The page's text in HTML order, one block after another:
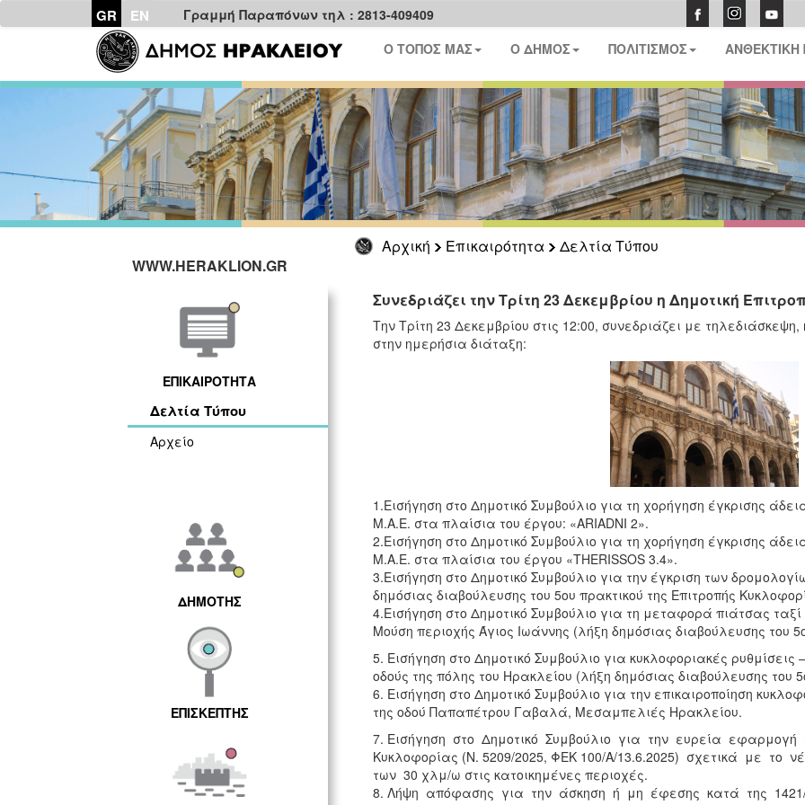
GR EN
Γραμμή Παραπόνων τηλ : 2813-409409
Ο ΤΟΠΟΣ ΜΑΣ
Ο ΔΗΜΟΣ ΠΟΛΙΤΙΣΜΟΣ ΑΝΘΕΚΤΙΚΗ
Αρχική Επικαιρότητα
Δελτία Τύπου
WWW.HERAKLION.GR
ΕΠΙΚΑΙΡΟΤΗΤΑ
Δελτία Τύπου
Αρχείο
ΔΗΜΟΤΗΣ
ΕΠΙΣΚΕΠΤΗΣ
Συνεδριάζει την Τρίτη 23 Δεκεμβρίου η Δημοτική
Την Τρίτη 23 Δεκεμβρίου στις 12:00, συνεδριάζει με
στην ημερήσια διάταξη:
1.Εισήγηση στο Δημοτικό Συμβούλιο για τη χορήγηση έγκρισης
Μ.Α.Ε. στα πλαίσια του έργου: «ARIADNI 2».
2.Εισήγηση στο Δημοτικό Συμβούλιο για τη χορήγηση έγκρισης
Μ.Α.Ε. στα πλαίσια του έργου «THERISSOS 3.4».
3.Εισήγηση στο Δημοτικό Συμβούλιο για την έγκριση των
δημόσιας διαβούλευσης του 5ου πρακτικού της Επιτροπής
4.Εισήγηση στο Δημοτικό Συμβούλιο για τη μεταφορά πιάτσας
Μούση περιοχής Άγιος Ιωάννης (λήξη δημόσιας διαβούλευσης του
5. Εισήγηση στο Δημοτικό Συμβούλιο για κυκλοφοριακές
οδούς της πόλης του Ηρακλείου (λήξη δημόσιας διαβούλευσης του
6. Εισήγηση στο Δημοτικό Συμβούλιο για την επικαιροποίηση
της οδού Παπαπέτρου Γαβαλά, Μεσαμπελιές Ηρακλείου.
7. Εισήγηση στο Δημοτικό Συμβούλιο για την ευρεία εφαρμογή
Κυκλοφορίας (Ν. 5209/2025, ΦΕΚ 100/Α/13.6.2025) σχετικά με το
των 30 χλμ/ω στις κατοικημένες περιοχές.
8. Λήψη απόφασης για την άσκηση ή μη έφεσης κατά της